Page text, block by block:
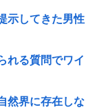
示してきた男性
れる質問でワイ
然界に存在しな